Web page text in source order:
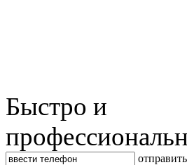
Быстро и
отправить